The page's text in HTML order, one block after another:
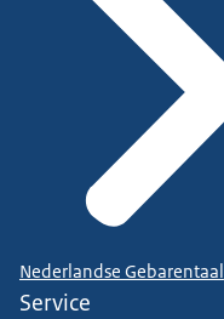
Nederlandse Gebarentaal
Service